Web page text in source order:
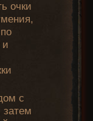
очки
и
с
затем